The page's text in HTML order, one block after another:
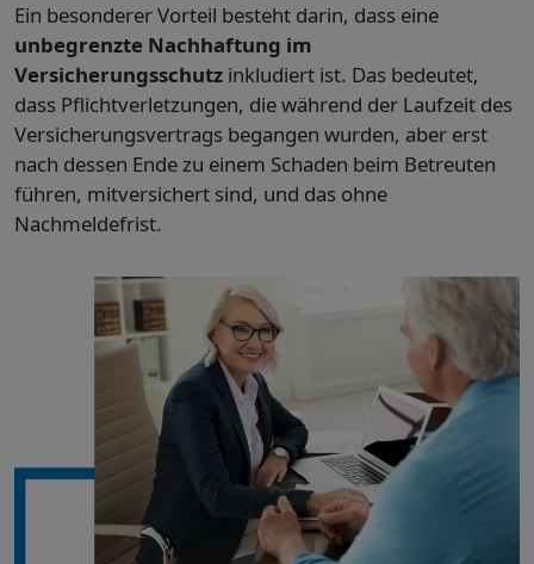
Ein besonderer Vorteil besteht darin, dass eine
unbegrenzte Nachhaftung im
Versicherungsschutz inkludiert ist. Das bedeutet,
dass Pflichtverletzungen, die während der Laufzeit des
Versicherungsvertrags begangen wurden, aber erst
nach dessen Ende zu einem Schaden beim Betreuten
führen, mitversichert sind, und das ohne
Nachmeldefrist.